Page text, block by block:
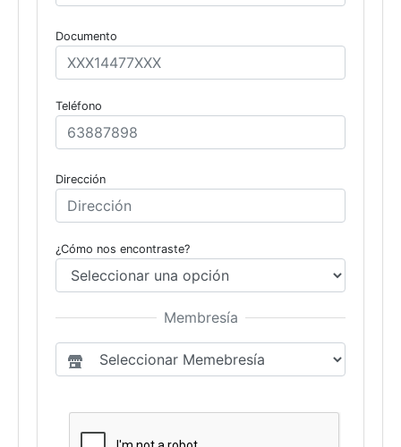
Documento
Teléfono
Dirección
¿Cómo nos encontraste?
Membresía